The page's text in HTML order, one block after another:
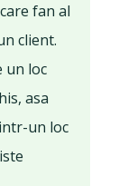
fan al
client.
un loc
asa
un loc